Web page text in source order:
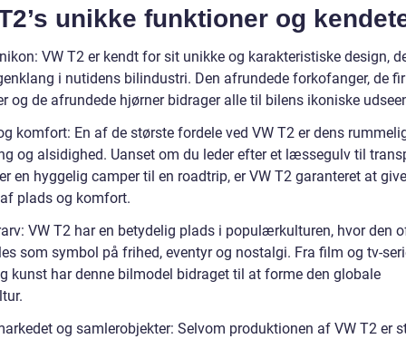
unikke funktioner og
VW T2 er kendt for sit unikke og karakteristiske design,
i nutidens bilindustri. Den afrundede forkofanger, de
og de afrundede hjørner bidrager alle til bilens ikoniske
komfort: En af de største fordele ved VW T2 er dens
og alsidighed. Uanset om du leder efter et læssegulv til
en hyggelig camper til en roadtrip, er VW T2 garanteret at give
plads og komfort.
VW T2 har en betydelig plads i populærkulturen, hvor den
som symbol på frihed, eventyr og nostalgi. Fra film og tv-
kunst har denne bilmodel bidraget til at forme den globale
og samlerobjekter: Selvom produktionen af VW T2 er